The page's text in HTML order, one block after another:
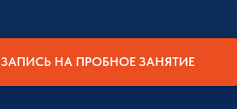
ЗАПИСЬ НА ПРОБНОЕ ЗАНЯТИЕ